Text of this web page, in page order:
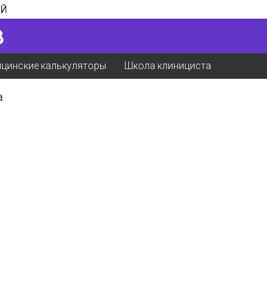
калькуляторы Школа клинициста